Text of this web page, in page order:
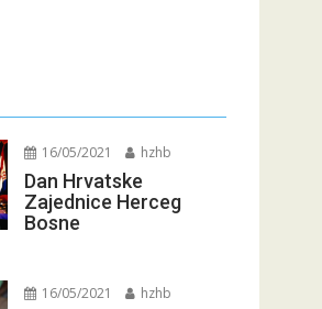
16/05/2021 hzhb
Dan Hrvatske
Zajednice Herceg
Bosne
16/05/2021 hzhb